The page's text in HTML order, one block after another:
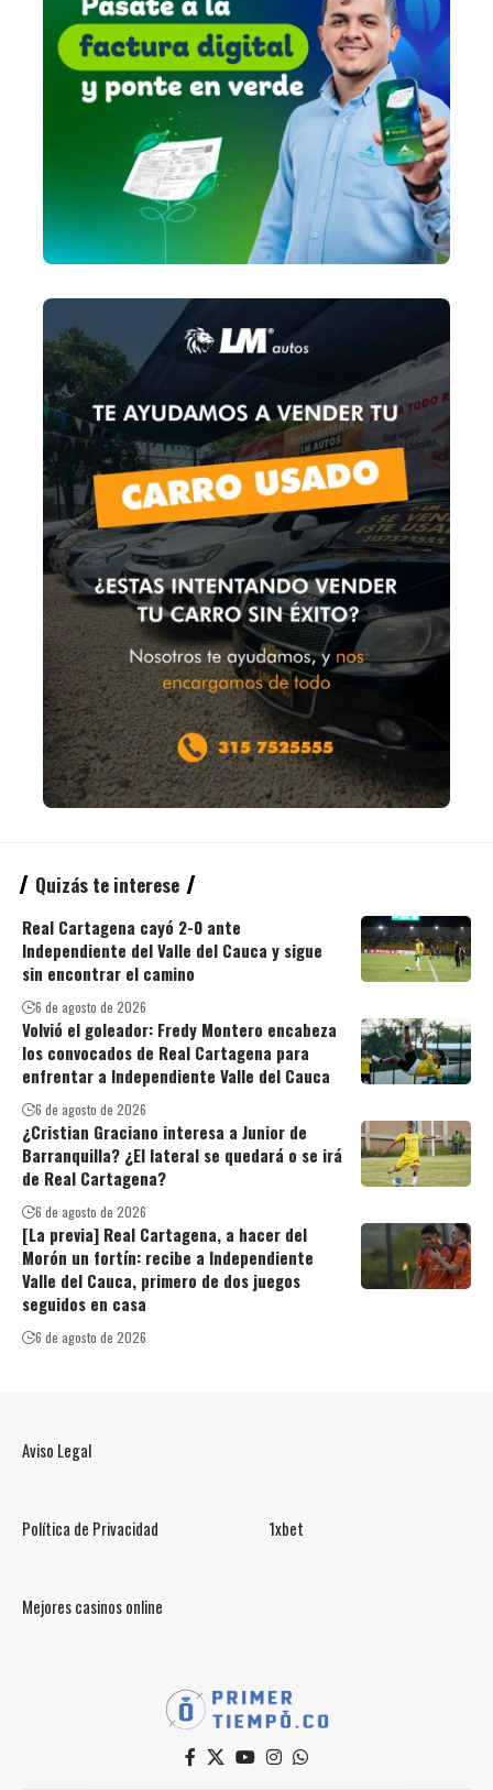
Quizás te interese
Real Cartagena cayó 2-0 ante
Independiente del Valle del Cauca y sigue
sin encontrar el camino
6 de agosto de 2026
Volvió el goleador: Fredy Montero encabeza
los convocados de Real Cartagena para
enfrentar a Independiente Valle del Cauca
6 de agosto de 2026
¿Cristian Graciano interesa a Junior de
Barranquilla? ¿El lateral se quedará o se irá
de Real Cartagena?
6 de agosto de 2026
[La previa] Real Cartagena, a hacer del
Morón un fortín: recibe a Independiente
Valle del Cauca, primero de dos juegos
seguidos en casa
6 de agosto de 2026
Aviso Legal
Política de Privacidad 1xbet
Mejores casinos online